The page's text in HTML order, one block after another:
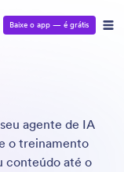
Baixe o app — é grátis
agente de IA
o treinamento
conteúdo até o